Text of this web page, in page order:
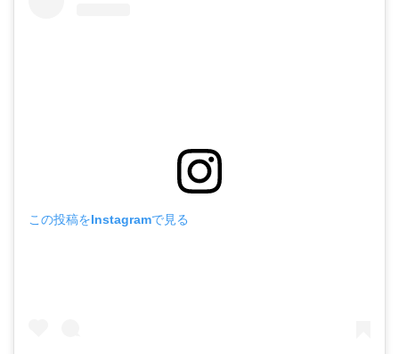
この投稿をInstagramで見る